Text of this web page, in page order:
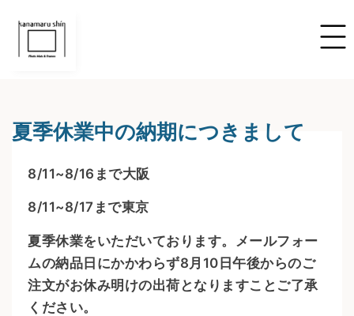
夏季休業中の納期につきまして
8/11~8/16まで大阪
8/11~8/17まで東京
夏季休業をいただいております。メールフォー
ムの納品日にかかわらず8月10日午後からのご
注文がお休み明けの出荷となりますことご了承
ください。